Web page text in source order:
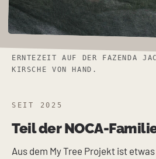
ERNTEZEIT AUF DER FAZENDA
KIRSCHE VON HAND.
SEIT 2025
Teil der NOCA-
Aus dem My Tree Projekt ist